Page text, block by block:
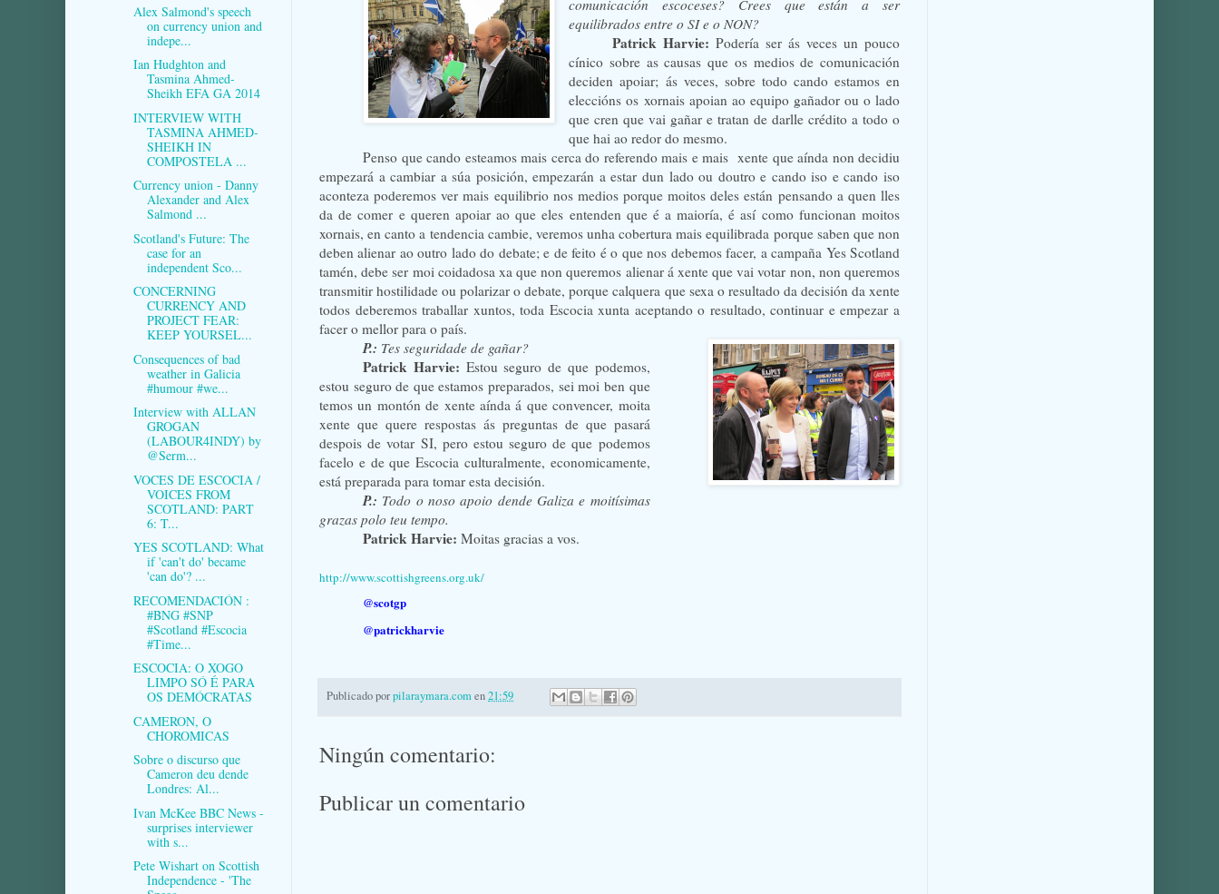
comunicación escoceses? Crees que están a ser
equilibrados entre o SI e o NON?
Patrick Harvie:Podería ser ás veces un pouco
cínico sobre as causas que os medios de comunicación
deciden apoiar; ás veces, sobre todo cando estamos en
eleccións os xornais apoian ao equipo gañador ou o lado
que cren que vai gañar e tratan de darlle crédito a todo o
que hai ao redor do mesmo.
Penso que cando esteamos mais cerca do referendo mais e mais xente que aínda non decidiu
empezará a cambiar a súa posición, empezarán a estar dun lado ou doutro e cando iso e cando iso
aconteza poderemos ver mais equilibrio nos medios porque moitos deles están pensando a quen lles
da de comer e queren apoiar ao que eles entenden que é a maioría, é así como funcionan moitos
xornais, en canto a tendencia cambie, veremos unha cobertura mais equilibrada porque saben que non
deben alienar ao outro lado do debate; e de feito é o que nos debemos facer, a campaña Yes Scotland
tamén, debe ser moi coidadosa xa que non queremos alienar á xente que vai votar non, non queremos
transmitir hostilidade ou polarizar o debate, porque calquera que sexa o resultado da decisión da xente
todos deberemos traballar xuntos, toda Escocia xunta aceptando o resultado, continuar e empezar a
facer o mellor para o país.
P.: Tes seguridade de gañar?
Patrick Harvie: Estou seguro de que podemos,
estou seguro de que estamos preparados, sei moi ben que
temos un montón de xente aínda á que convencer, moita
xente que quere respostas ás preguntas de que pasará
despois de votar SI, pero estou seguro de que podemos
facelo e de que Escocia culturalmente, economicamente,
está preparada para tomar esta decisión.
P.: Todo o noso apoio dende Galiza e moitísimas
grazas polo teu tempo.
Patrick Harvie: Moitas gracias a vos.
http://www.scottishgreens.org.uk/
@scotgp
@patrickharvie
Publicado porpilaraymara.comen21:59
Ningún comentario:
Publicar un comentario
Alex Salmond's speech
on currency union and
indepe...
Ian Hudghton and
Tasmina Ahmed-
Sheikh EFA GA 2014
INTERVIEW WITH
TASMINA AHMED-
SHEIKH IN
COMPOSTELA ...
Currency union - Danny
Alexander and Alex
Salmond ...
Scotland's Future: The
case for an
independent Sco...
CONCERNING
CURRENCY AND
PROJECT FEAR:
KEEP YOURSEL...
Consequences of bad
weather in Galicia
#humour #we...
Interview with ALLAN
GROGAN
(LABOUR4INDY) by
@Serm...
VOCES DE ESCOCIA /
VOICES FROM
SCOTLAND: PART
6: T...
YES SCOTLAND: What
if 'can't do' became
'can do'? ...
RECOMENDACIÓN :
#BNG #SNP
#Scotland #Escocia
#Time...
ESCOCIA: O XOGO
LIMPO SÓ É PARA
OS DEMÓCRATAS
CAMERON, O
CHOROMICAS
Sobre o discurso que
Cameron deu dende
Londres: Al...
Ivan McKee BBC News -
surprises interviewer
with s...
Pete Wishart on Scottish
Independence - 'The